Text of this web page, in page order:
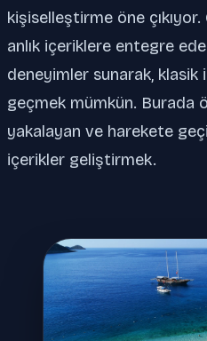
kişiselleştirme öne
anlık içeriklere entegre
deneyimler sunarak,
geçmek mümkün. Burada
yakalayan ve harekete
içerikler geliştirmek.